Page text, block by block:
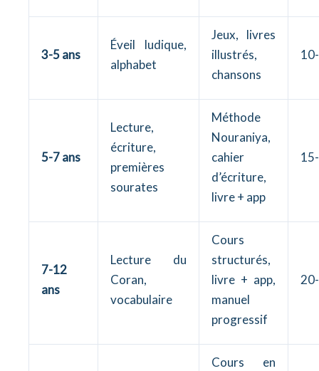
3-5 ans
Éveil ludique,
alphabet
Jeux, livres
illustrés,
chansons
5-7 ans
Lecture,
écriture,
premières
sourates
Méthode
Nouraniya,
cahier
d’écriture,
livre + app
7-12
ans
Lecture du
Coran,
vocabulaire
Cours
structurés,
livre + app,
manuel
progressif
Cours en